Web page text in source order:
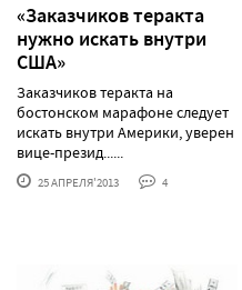
«Заказчиков теракта
нужно искать внутри
США»
Заказчиков теракта на
бостонском марафоне следует
искать внутри Америки, уверен
вице-презид......
25 АПРЕЛЯ'2013 4